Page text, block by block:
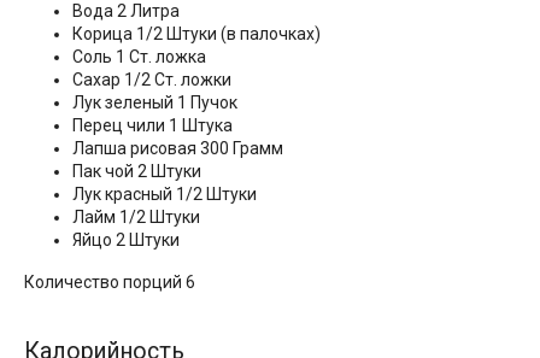
Вода 2 Литра
Корица 1/2 Штуки (в палочках)
Соль 1 Ст. ложка
Сахар 1/2 Ст. ложки
Лук зеленый 1 Пучок
Перец чили 1 Штука
Лапша рисовая 300 Грамм
Пак чой 2 Штуки
Лук красный 1/2 Штуки
Лайм 1/2 Штуки
Яйцо 2 Штуки
Количество порций 6
Калорийность